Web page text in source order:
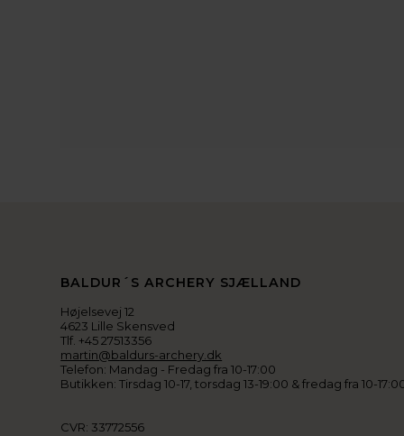
BALDUR´S ARCHERY SJÆLLAND
Højelsevej 12
4623 Lille Skensved
Tlf. +45 27513356
martin@baldurs-archery.dk
Telefon: Mandag - Fredag fra 10-17:00
Butikken: Tirsdag 10-17, torsdag 13-19:00 & fredag fra 10-
CVR: 33772556